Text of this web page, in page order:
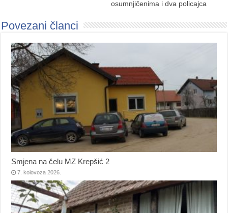
osumnjičenima i dva policajca
Povezani članci
Smjena na čelu MZ Krepšić 2
7. kolovoza 2026.